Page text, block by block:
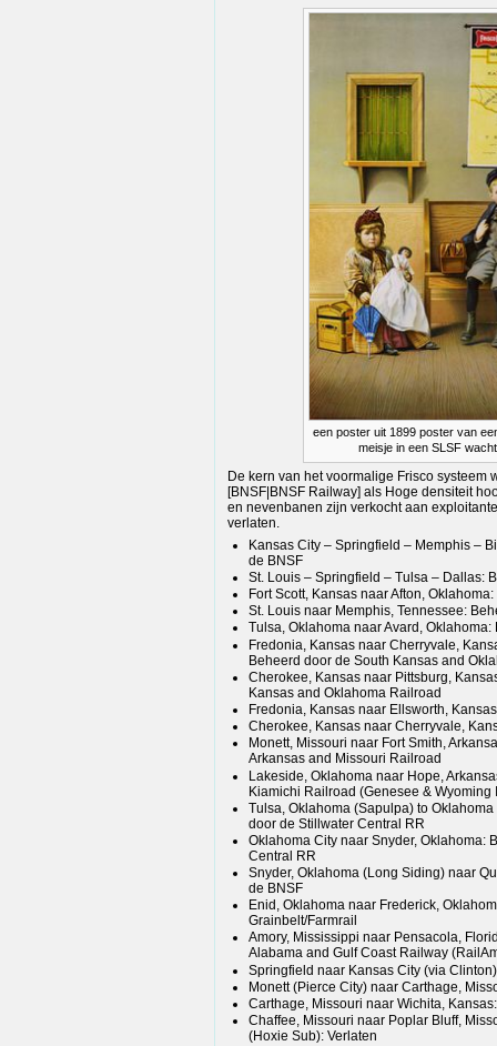
een poster uit 1899 poster van
meisje in een SLSF
De kern van het voormalige Frisco systeem
[BNSF|BNSF Railway] als Hoge densiteit
en nevenbanen zijn verkocht aan
verlaten.
Kansas City – Springfield – Memphis –
de BNSF
St. Louis – Springfield – Tulsa – Dallas:
Fort Scott, Kansas naar Afton,
St. Louis naar Memphis, Tennessee:
Tulsa, Oklahoma naar Avard,
Fredonia, Kansas naar Cherryvale,
Beheerd door de South Kansas and
Cherokee, Kansas naar Pittsburg,
Kansas and Oklahoma Railroad
Fredonia, Kansas naar Ellsworth,
Cherokee, Kansas naar Cherryvale,
Monett, Missouri naar Fort Smith,
Arkansas and Missouri Railroad
Lakeside, Oklahoma naar Hope,
Kiamichi Railroad (Genesee & Wyoming
Tulsa, Oklahoma (Sapulpa) to
door de Stillwater Central RR
Oklahoma City naar Snyder, Oklahoma:
Central RR
Snyder, Oklahoma (Long Siding) naar
de BNSF
Enid, Oklahoma naar Frederick,
Grainbelt/Farmrail
Amory, Mississippi naar Pensacola,
Alabama and Gulf Coast Railway
Springfield naar Kansas City (via
Monett (Pierce City) naar Carthage,
Carthage, Missouri naar Wichita,
Chaffee, Missouri naar Poplar Bluff,
(Hoxie Sub): Verlaten